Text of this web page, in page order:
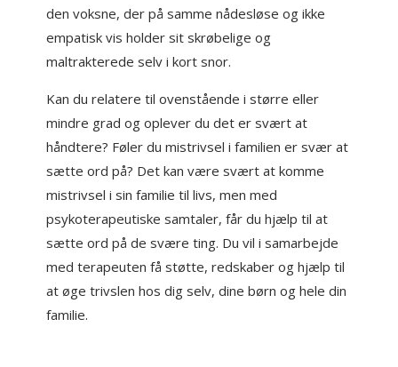
den voksne, der på samme nådesløse og ikke
empatisk vis holder sit skrøbelige og
maltrakterede selv i kort snor.
Kan du relatere til ovenstående i større eller
mindre grad og oplever du det er svært at
håndtere? Føler du mistrivsel i familien er svær at
sætte ord på? Det kan være svært at komme
mistrivsel i sin familie til livs, men med
psykoterapeutiske samtaler, får du hjælp til at
sætte ord på de svære ting. Du vil i samarbejde
med terapeuten få støtte, redskaber og hjælp til
at øge trivslen hos dig selv, dine børn og hele din
familie.